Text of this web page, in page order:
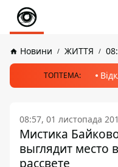
Новини ЖИТТЯ
ТОПТЕМА:
08:57, 01 листопада
Мистика
выглядит место
рассвете